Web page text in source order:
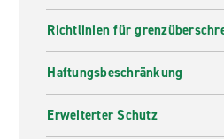
Richtlinien für
Haftungsbeschränkung
Erweiterter Schutz